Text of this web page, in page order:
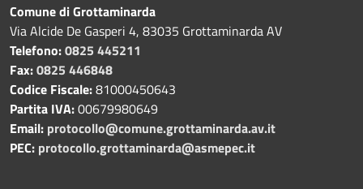
Comune di Grottaminarda
Via Alcide De Gasperi 4, 83035 Grottaminarda AV
Telefono:0825 445211
Fax:0825 446848
Codice Fiscale:81000450643
Partita IVA:00679980649
Email: protocollo@comune.grottaminarda.av.it
PEC: protocollo.grottaminarda@asmepec.it